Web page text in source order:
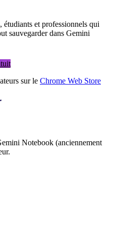
et professionnels qui
sauvegarder dans Gemini
sur le Chrome Web Store
Notebook (anciennement